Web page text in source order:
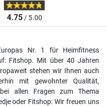
4.75/ 5.00
Nr. 1 für Heimfitness
Fitshop. Mit über 40 Jahren
stehen wir Ihnen auch
mit gewohnter Qualität,
allen Fragen zum Thema
oder Fitshop: Wir freuen uns